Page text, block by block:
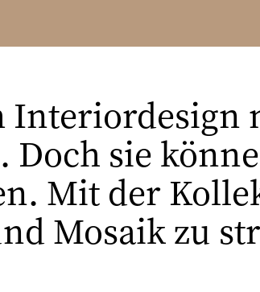
Doch sie
Mit der
Mosaik zu